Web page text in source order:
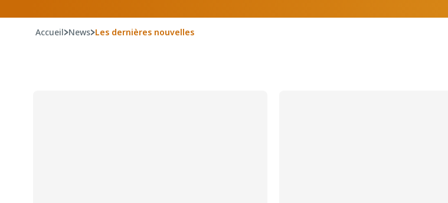
Accueil>News>Les dernières nouvelles